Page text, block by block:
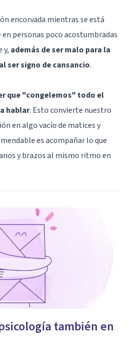
encorvada mientras se está
personas poco acostumbradas
y, además de ser malo para la
ser signo de cansancio.
que "congelemos" todo el
hablar. Esto convierte nuestro
en algo vacío de matices y
es acompañar lo que
y brazos al mismo ritmo en
también en